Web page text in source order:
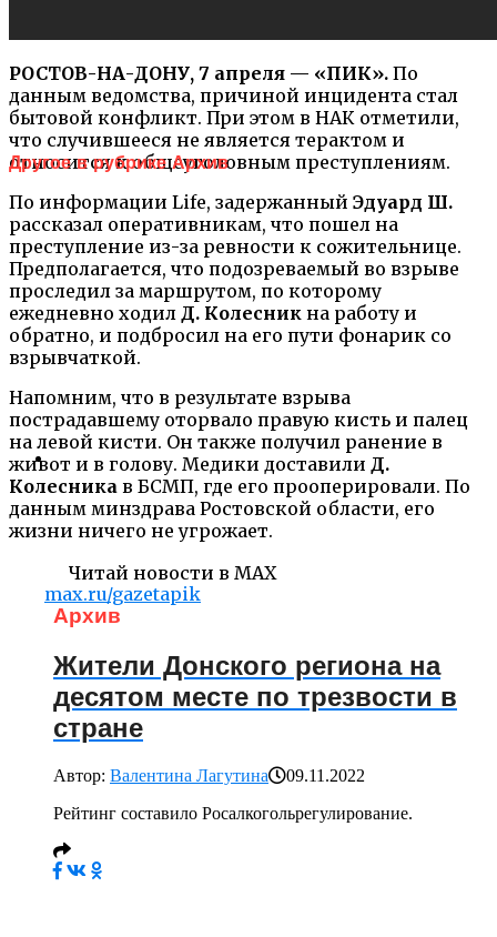
РОСТОВ-НА-ДОНУ, 7 апреля — «ПИК». По
данным ведомства, причиной инцидента стал
бытовой конфликт. При этом в НАК отметили,
что случившееся не является терактом и
относится к общеуголовным преступлениям.
По информации Life, задержанный Эдуард Ш.
рассказал оперативникам, что пошел на
преступление из-за ревности к сожительнице.
Предполагается, что подозреваемый во взрыве
проследил за маршрутом, по которому
ежедневно ходил Д. Колесник на работу и
обратно, и подбросил на его пути фонарик со
взрывчаткой.
Напомним, что в результате взрыва
пострадавшему оторвало правую кисть и палец
на левой кисти. Он также получил ранение в
живот и в голову. Медики доставили Д.
Колесника в БСМП, где его прооперировали. По
данным минздрава Ростовской области, его
жизни ничего не угрожает.
Читай новости в MAX
max.ru/gazetapik
Другое в рубрике Архив
Архив
Жители Донского региона на
десятом месте по трезвости в
стране
Автор: Валентина Лагутина
09.11.2022
Рейтинг составило Росалкогольрегулирование.